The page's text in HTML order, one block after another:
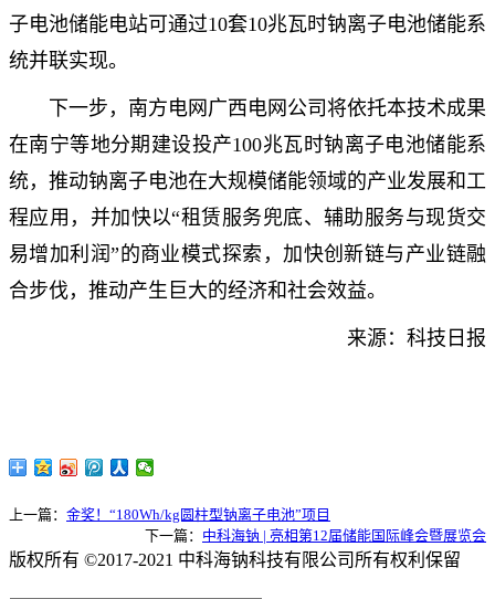
子电池储能电站可通过10套10兆瓦时钠离子电池储能系
统并联实现。
下一步，南方电网广西电网公司将依托本技术成果
在南宁等地分期建设投产100兆瓦时钠离子电池储能系
统，推动钠离子电池在大规模储能领域的产业发展和工
程应用，并加快以“租赁服务兜底、辅助服务与现货交
易增加利润”的商业模式探索，加快创新链与产业链融
合步伐，推动产生巨大的经济和社会效益。
来源：科技日报
上一篇： 金奖！“180Wh/kg圆柱型钠离子电池”项目
下一篇： 中科海钠 | 亮相第12届储能国际峰会暨展览会
版权所有 ©2017-2021 中科海钠科技有限公司所有权利保留